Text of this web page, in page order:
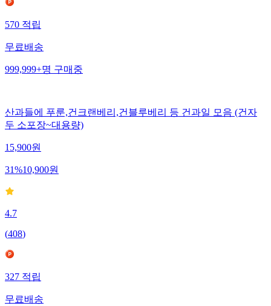
570 적립
무료배송
999,999+명 구매중
산과들에 푸룬,건크랜베리,건블루베리 등 건과일 모음 (건자
두 소포장~대용량)
15,900원
31%10,900원
4.7
(408)
327 적립
무료배송